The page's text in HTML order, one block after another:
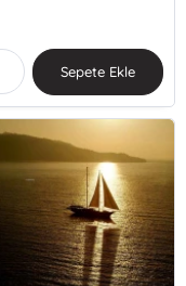
Sepete Ekle